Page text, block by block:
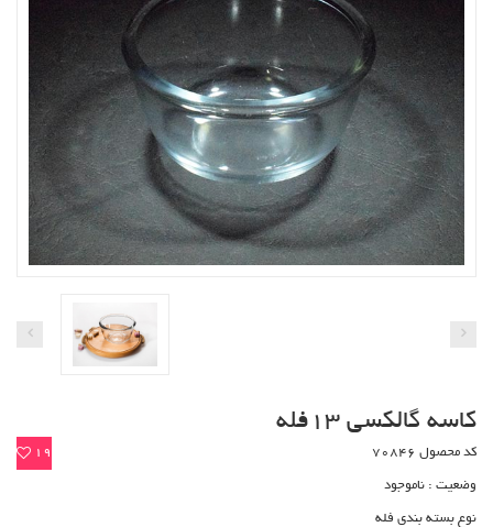
کاسه گالکسی 13فله
19 کد محصول 70846
وضعیت : ناموجود
نوع بسته بندی فله